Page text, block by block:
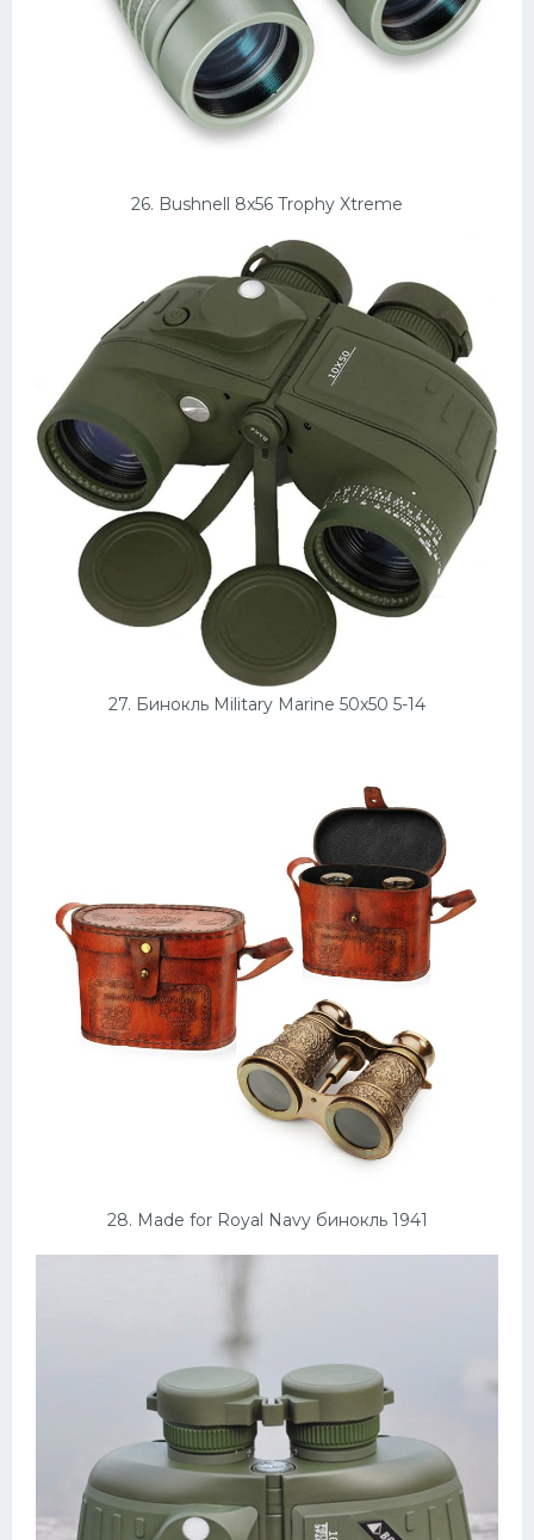
26. Bushnell 8x56 Trophy Xtreme
27. Бинокль Military Marine 50x50 5-14
28. Made for Royal Navy бинокль 1941